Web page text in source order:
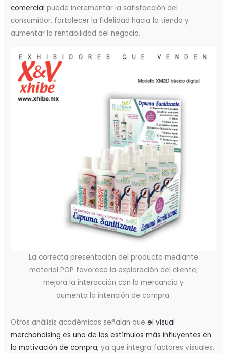
comercial puede incrementar la satisfacción del
consumidor, fortalecer la fidelidad hacia la tienda y
aumentar la rentabilidad del negocio.
La correcta presentación del producto mediante
material POP favorece la exploración del cliente,
mejora la interacción con la mercancía y
aumenta la intención de compra.
Otros análisis académicos señalan queel visual
merchandising es uno de los estímulos más influyentes en
la motivación de compra, ya que integra factores visuales,